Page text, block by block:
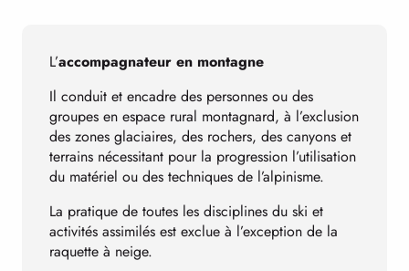
L’accompagnateur en montagne
Il conduit et encadre des personnes ou des
groupes en espace rural montagnard, à l’exclusion
des zones glaciaires, des rochers, des canyons et
terrains nécessitant pour la progression l’utilisation
du matériel ou des techniques de l’alpinisme.
La pratique de toutes les disciplines du ski et
activités assimilés est exclue à l’exception de la
raquette à neige.